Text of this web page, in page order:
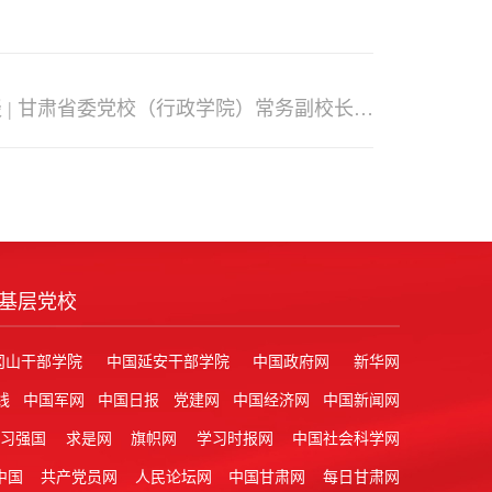
甘肃省委党校（行政学院）常务副校长
层党校
山干部学院 中国延安干部学院 中国政府网 新华网
中国军网 中国日报 党建网 中国经济网 中国新闻网
强国 求是网 旗帜网 学习时报网 中国社会科学网
国 共产党员网 人民论坛网 中国甘肃网 每日甘肃网